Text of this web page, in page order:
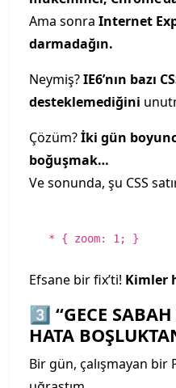
Ama sonra Internet
darmadağın.
Neymiş?IE6’nın bazı
desteklemediğini
Çözüm?İki gün
boğuşmak…
Ve sonunda, şu CSS
* { zoom: 1 ; }
Efsane bir fix’ti! Kimler
3️⃣ “GECE
HATA
Bir gün, çalışmayan bir